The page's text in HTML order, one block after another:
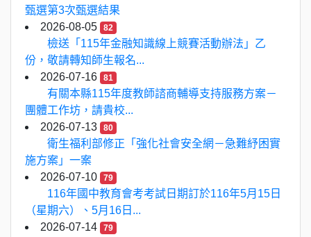
甄選第3次甄選結果
2026-08-05
82
檢送「115年金融知識線上競賽活動辦法」乙
份，敬請轉知師生報名...
2026-07-16
81
有關本縣115年度教師諮商輔導支持服務方案－
團體工作坊，請貴校...
2026-07-13
80
衛生福利部修正「強化社會安全網－急難紓困實
施方案」一案
2026-07-10
79
116年國中教育會考考試日期訂於116年5月15日
（星期六）、5月16日...
2026-07-14
79